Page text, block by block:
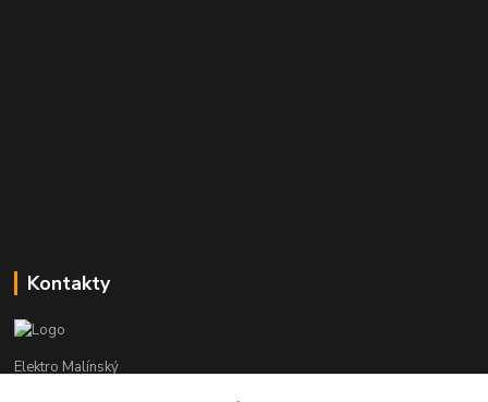
Kontakty
Elektro Malínský